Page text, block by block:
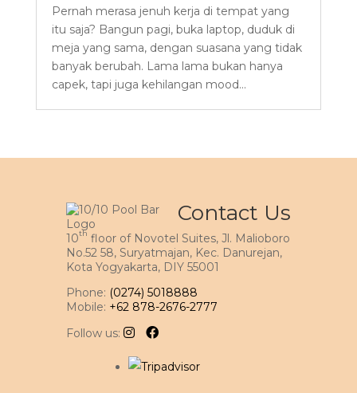
Pernah merasa jenuh kerja di tempat yang
itu saja? Bangun pagi, buka laptop, duduk di
meja yang sama, dengan suasana yang tidak
banyak berubah. Lama lama bukan hanya
capek, tapi juga kehilangan mood...
Contact Us
10th floor of Novotel Suites, Jl. Malioboro
No.52 58, Suryatmajan, Kec. Danurejan,
Kota Yogyakarta, DIY 55001
Phone: (0274) 5018888
Mobile: +62 878-2676-2777
Follow us: